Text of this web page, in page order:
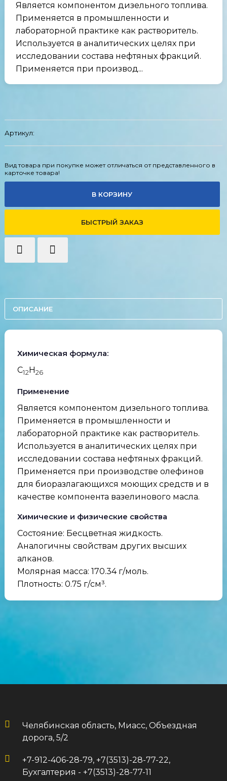
Является компонентом дизельного топлива.
Применяется в промышленности и
лабораторной практике как растворитель.
Используется в аналитических целях при
исследовании состава нефтяных фракций.
Применяется при производ...
Артикул:
Вид товара при покупке может отличаться от представленного в
карточке товара!
В КОРЗИНУ
БЫСТРЫЙ ЗАКАЗ
ОПИСАНИЕ
Химическая формула:
C12H26
Применение
Является компонентом дизельного топлива.
Применяется в промышленности и
лабораторной практике как растворитель.
Используется в аналитических целях при
исследовании состава нефтяных фракций.
Применяется при производстве олефинов
для биоразлагающихся моющих средств и в
качестве компонента вазелинового масла.
Химические и физические свойства
Состояние: Бесцветная жидкость.
Аналогичны свойствам других высших
алканов.
Молярная масса: 170.34 г/моль.
Плотность: 0.75 г/см³.
Челябинская область, Миасс, Объездная
дорога, 5/2
+7-912-406-28-79, +7(3513)-28-77-22,
Бухгалтерия - +7(3513)-28-77-11